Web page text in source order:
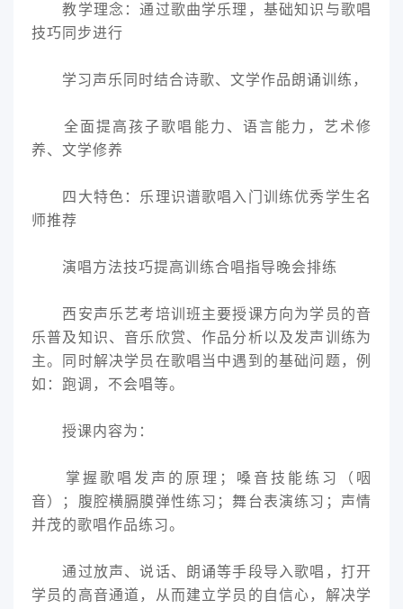
教学理念：通过歌曲学乐理，基础知识与歌唱
技巧同步进行
学习声乐同时结合诗歌、文学作品朗诵训练，
全面提高孩子歌唱能力、语言能力，艺术修
养、文学修养
四大特色：乐理识谱歌唱入门训练优秀学生名
师推荐
演唱方法技巧提高训练合唱指导晚会排练
西安声乐艺考培训班主要授课方向为学员的音
乐普及知识、音乐欣赏、作品分析以及发声训练为
主。同时解决学员在歌唱当中遇到的基础问题，例
如：跑调，不会唱等。
授课内容为：
掌握歌唱发声的原理；嗓音技能练习（咽
音）；腹腔横膈膜弹性练习；舞台表演练习；声情
并茂的歌唱作品练习。
通过放声、说话、朗诵等手段导入歌唱，打开
学员的高音通道，从而建立学员的自信心，解决学